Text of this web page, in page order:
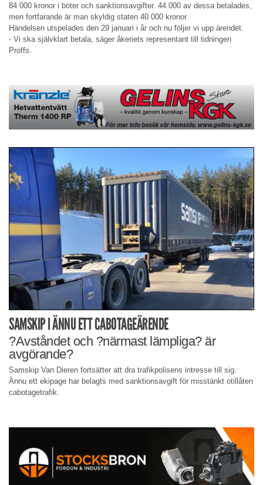
84 000 kronor i böter och sanktionsavgifter. 44 000 av dessa betalades,
men fortfarande är man skyldig staten 40 000 kronor.
Händelsen utspelades den 29 januari i år och nu följer vi upp ärendet.
- Vi ska självklart betala, säger åkeriets representant till tidningen
Proffs.
SAMSKIP I ÄNNU ETT CABOTAGEÄRENDE
?Avståndet och ?närmast lämpliga? är
avgörande?
Samskip Van Dieren fortsätter att dra trafikpolisens intresse till sig.
Ännu ett ekipage har belagts med sanktionsavgift för misstänkt otillåten
cabotagetrafik.